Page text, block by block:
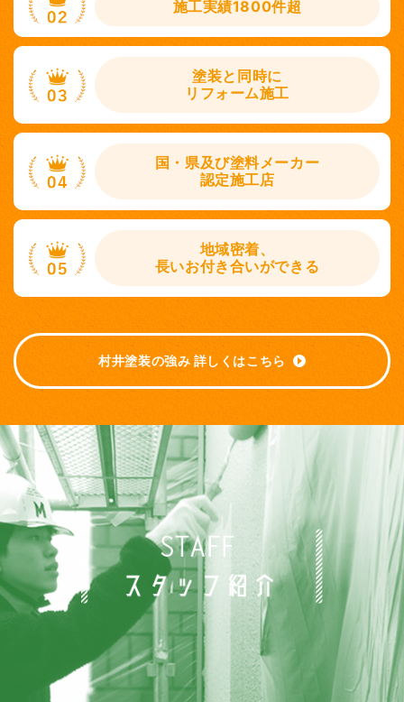
施工実績1800件超
塗装と同時に
リフォーム施工
国・県及び塗料メーカー
認定施工店
地域密着、
長いお付き合いができる
村井塗装の強み 詳しくはこちら